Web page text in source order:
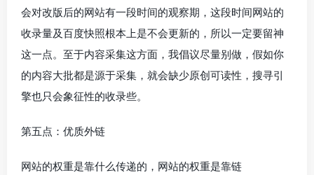
会对改版后的网站有一段时间的观察期，这段时间网站的
收录量及百度快照根本上是不会更新的，所以一定要留神
这一点。至于内容采集这方面，我倡议尽量别做，假如你
的内容大批都是源于采集，就会缺少原创可读性，搜寻引
擎也只会象征性的收录些。
第五点：优质外链
网站的权重是靠什么传递的，网站的权重是靠链